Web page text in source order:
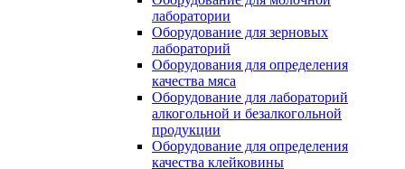
лаборатории
Оборудование для зерновых
лабораторий
Оборудования для определения
качества мяса
Оборудование для лабораторий
алкогольной и безалкогольной
продукции
Оборудование для определения
качества клейковины